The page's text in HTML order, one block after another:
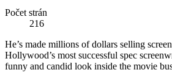
Počet strán
216
He’s made millions of dollars selling
Hollywood’s most successful spec
funny and candid look inside the movie